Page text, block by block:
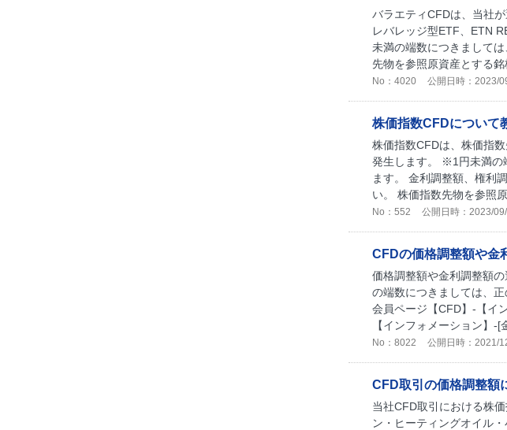
バラエティCFDは、当社
レバレッジ型ETF、ETN
未満の端数につきまして
先物を参照原資産とする
No：4020 公開日時：2023/
株価指数CFDについて
株価指数CFDは、株価指
発生します。 ※1円未満の
ます。 金利調整額、権利
い。 株価指数先物を参照
No：552 公開日時：2023/
CFDの価格調整額や金
価格調整額や金利調整額
の端数につきましては、
会員ページ【CFD】-【イ
【インフォメーション】-
No：8022 公開日時：2021/
CFD取引の価格調整額
当社CFD取引における株
ン・ヒーティングオイル